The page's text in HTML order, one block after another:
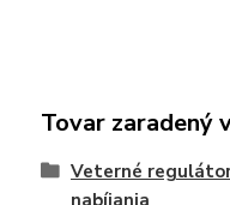
Tovar zaradený
Veterné